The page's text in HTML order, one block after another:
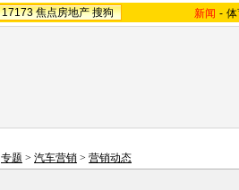
17173 焦点房地产 搜狗 新闻 -
专题 > 汽车营销 > 营销动态